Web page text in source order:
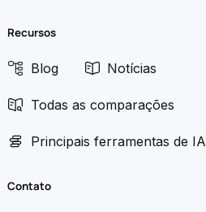
Recursos
Blog Notícias
Todas as comparações
Principais ferramentas de IA
Contato